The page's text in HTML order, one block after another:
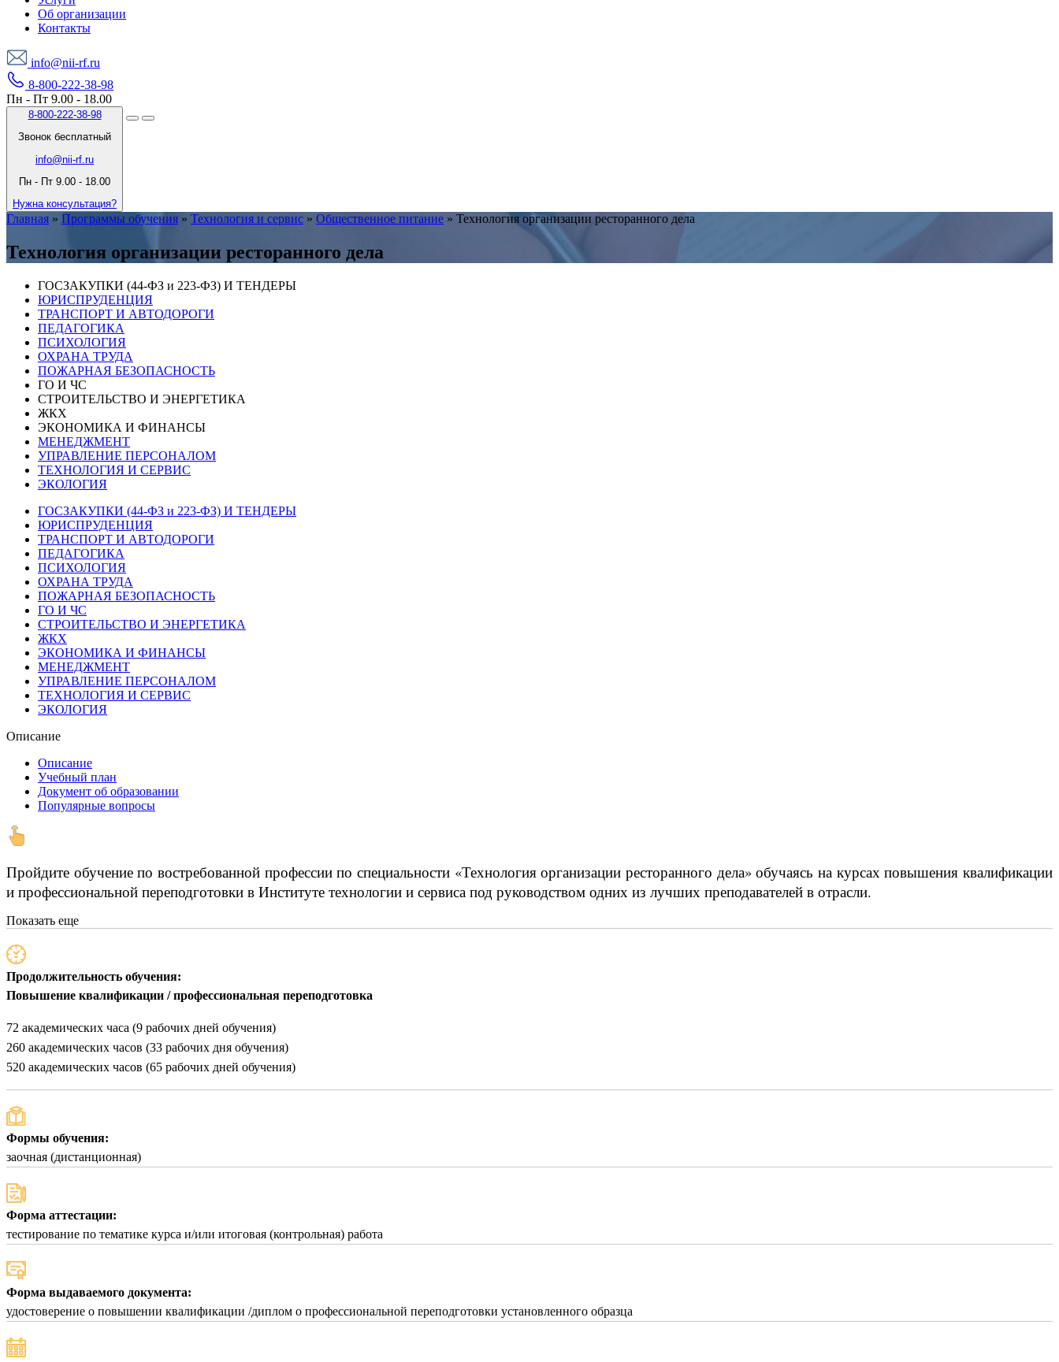
Об организации
Контакты
info@nii-rf.ru
8-800-222-38-98
Пн - Пт 9.00 - 18.00
8-800-222-38-98
Звонок бесплатный
info@nii-rf.ru
Пн - Пт 9.00 - 18.00
Нужна консультация?
Главная » Программы обучения » Технология и сервис » Общественное питание » Технология организации ресторанного дела
Технология организации ресторанного дела
ГОСЗАКУПКИ (44-ФЗ и 223-ФЗ) И ТЕНДЕРЫ
ЮРИСПРУДЕНЦИЯ
ТРАНСПОРТ И АВТОДОРОГИ
ПЕДАГОГИКА
ПСИХОЛОГИЯ
ОХРАНА ТРУДА
ПОЖАРНАЯ БЕЗОПАСНОСТЬ
ГО И ЧС
СТРОИТЕЛЬСТВО И ЭНЕРГЕТИКА
ЖКХ
ЭКОНОМИКА И ФИНАНСЫ
МЕНЕДЖМЕНТ
УПРАВЛЕНИЕ ПЕРСОНАЛОМ
ТЕХНОЛОГИЯ И СЕРВИС
ЭКОЛОГИЯ
ГОСЗАКУПКИ (44-ФЗ и 223-ФЗ) И ТЕНДЕРЫ
ЮРИСПРУДЕНЦИЯ
ТРАНСПОРТ И АВТОДОРОГИ
ПЕДАГОГИКА
ПСИХОЛОГИЯ
ОХРАНА ТРУДА
ПОЖАРНАЯ БЕЗОПАСНОСТЬ
ГО И ЧС
СТРОИТЕЛЬСТВО И ЭНЕРГЕТИКА
ЖКХ
ЭКОНОМИКА И ФИНАНСЫ
МЕНЕДЖМЕНТ
УПРАВЛЕНИЕ ПЕРСОНАЛОМ
ТЕХНОЛОГИЯ И СЕРВИС
ЭКОЛОГИЯ
Описание
Описание
Учебный план
Документ об образовании
Популярные вопросы
Пройдите обучение по востребованной профессии по специальности «Технология организации ресторанного дела» обучаясь на курсах повышения квалификации
и профессиональной переподготовки в Институте технологии и сервиса под руководством одних из лучших преподавателей в отрасли.
Показать еще
Продолжительность обучения:
Повышение квалификации / профессиональная переподготовка
72 академических часа (9 рабочих дней обучения)
260 академических часов (33 рабочих дня обучения)
520 академических часов (65 рабочих дней обучения)
Формы обучения:
заочная (дистанционная)
Форма аттестации:
тестирование по тематике курса и/или итоговая (контрольная) работа
Форма выдаваемого документа:
удостоверение о повышении квалификации /диплом о профессиональной переподготовки установленного образца